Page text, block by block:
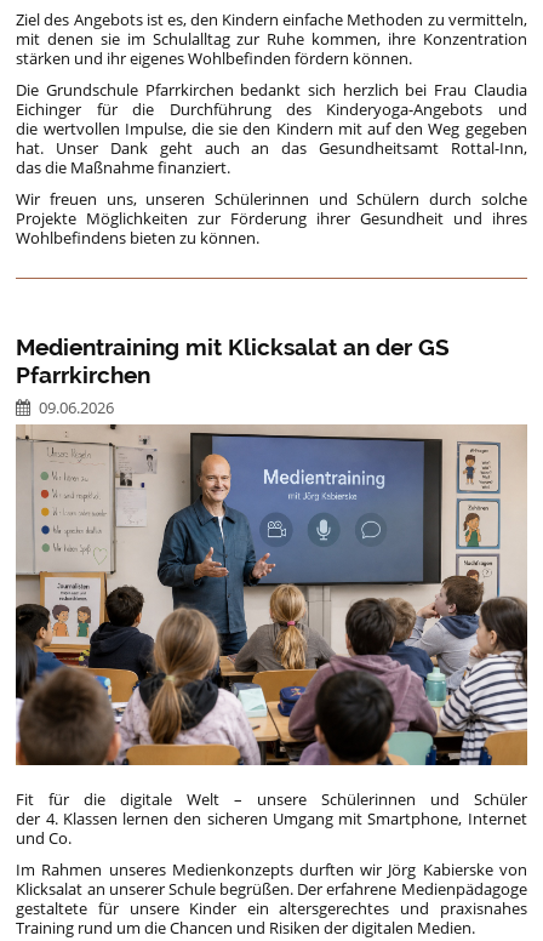
Ziel des Angebots ist es, den Kindern einfache Methoden zu vermitteln,
mit denen sie im Schulalltag zur Ruhe kommen, ihre Konzentration
stärken und ihr eigenes Wohlbefinden fördern können.
Die Grundschule Pfarrkirchen bedankt sich herzlich bei Frau Claudia
Eichinger für die Durchführung des Kinderyoga-Angebots und
die wertvollen Impulse, die sie den Kindern mit auf den Weg gegeben
hat. Unser Dank geht auch an das Gesundheitsamt Rottal-Inn,
das die Maßnahme finanziert.
Wir freuen uns, unseren Schülerinnen und Schülern durch solche
Projekte Möglichkeiten zur Förderung ihrer Gesundheit und ihres
Wohlbefindens bieten zu können.
Medientraining mit Klicksalat an der GS
Pfarrkirchen
09.06.2026
Fit für die digitale Welt – unsere Schülerinnen und Schüler
der 4. Klassen lernen den sicheren Umgang mit Smartphone, Internet
und Co.
Im Rahmen unseres Medienkonzepts durften wir Jörg Kabierske von
Klicksalat an unserer Schule begrüßen. Der erfahrene Medienpädagoge
gestaltete für unsere Kinder ein altersgerechtes und praxisnahes
Training rund um die Chancen und Risiken der digitalen Medien.